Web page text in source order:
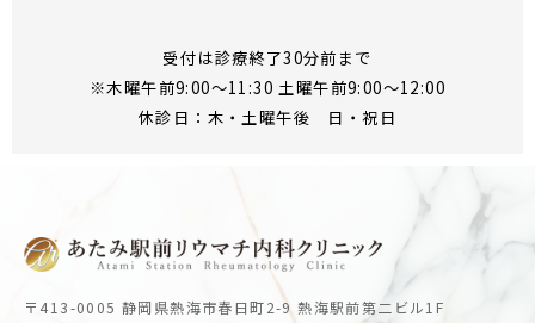
受付は診療終了30分前まで
※木曜午前9:00～11:30 土曜午前9:00～12:00
休診日：木・土曜午後 日・祝日
〒413-0005 静岡県熱海市春日町2-9 熱海駅前第二ビル1F